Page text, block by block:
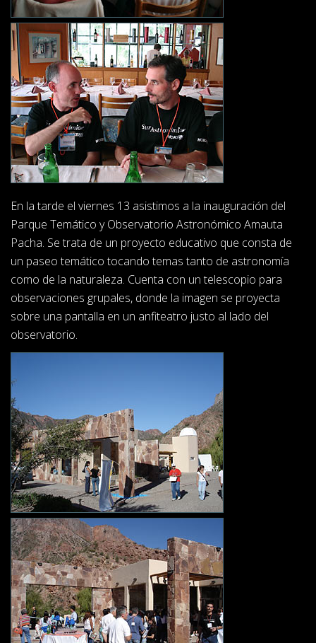
En la tarde el viernes 13 asistimos a la inauguración del
Parque Temático y Observatorio Astronómico Amauta
Pacha. Se trata de un proyecto educativo que consta de
un paseo temático tocando temas tanto de astronomía
como de la naturaleza. Cuenta con un telescopio para
observaciones grupales, donde la imagen se proyecta
sobre una pantalla en un anfiteatro justo al lado del
observatorio.